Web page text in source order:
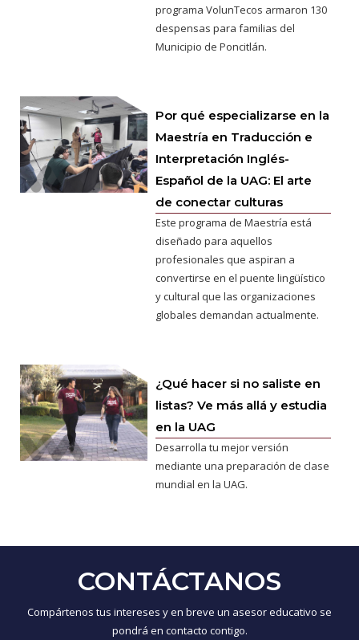
programa VolunTecos armaron 130
despensas para familias del
Municipio de Poncitlán.
Por qué especializarse en la
Maestría en Traducción e
Interpretación Inglés-
Español de la UAG: El arte
de conectar culturas
Este programa de Maestría está
diseñado para aquellos
profesionales que aspiran a
convertirse en el puente lingüístico
y cultural que las organizaciones
globales demandan actualmente.
¿Qué hacer si no saliste en
listas? Ve más allá y estudia
en la UAG
Desarrolla tu mejor versión
mediante una preparación de clase
mundial en la UAG.
CONTÁCTANOS
Compártenos tus intereses y en breve un asesor educativo se
pondrá en contacto contigo.